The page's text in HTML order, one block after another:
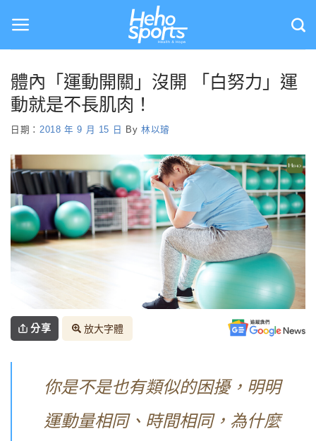
content
體內「運動開關」沒開 「白努力」運
動就是不長肌肉！
日期： 2018 年 9 月 15 日 By 林以璿
分享 放大字體
你是不是也有類似的困擾，明明
運動量相同、時間相同，為什麼